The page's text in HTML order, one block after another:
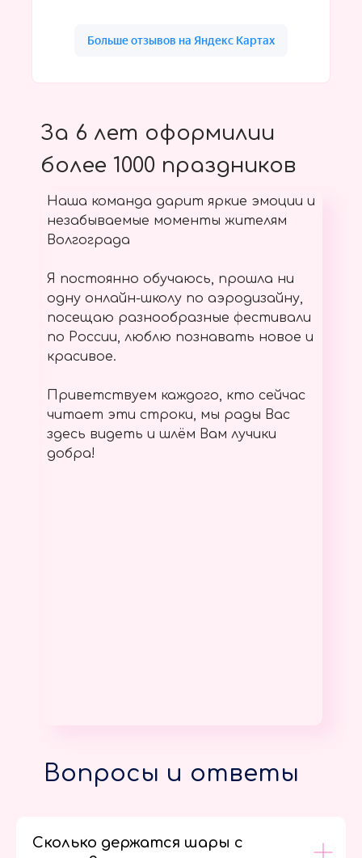
За 6 лет оформилии
более 1000 праздников
Наша команда дарит яркие эмоции и
незабываемые моменты жителям
Волгограда
Я постоянно обучаюсь, прошла ни
одну онлайн-школу по аэродизайну,
посещаю разнообразные фестивали
по России, люблю познавать новое и
красивое.
Приветствуем каждого, кто сейчас
читает эти строки, мы рады Вас
здесь видеть и шлём Вам лучики
добра!
Вопросы и ответы
Сколько держатся шары с